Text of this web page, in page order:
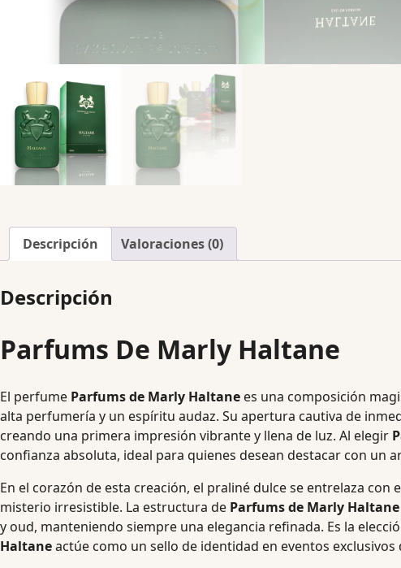
Descripción Valoraciones (0)
Descripción
Parfums De Marly Haltane
El perfume Parfums de Marly Haltane es una composición
alta perfumería y un espíritu audaz. Su apertura cautiva de
creando una primera impresión vibrante y llena de luz. Al elegir
confianza absoluta, ideal para quienes desean destacar con
En el corazón de esta creación, el praliné dulce se entrelaza
misterio irresistible. La estructura de Parfums de Marly Haltane
y oud, manteniendo siempre una elegancia refinada. Es la
Haltaneactúe como un sello de identidad en eventos